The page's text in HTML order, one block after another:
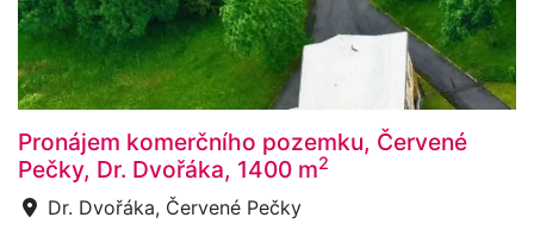
Pronájem komerčního pozemku, Červené
Pečky, Dr. Dvořáka, 1400 m2
Dr. Dvořáka, Červené Pečky